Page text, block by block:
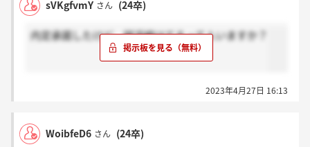
sVKgfvmY さん (24卒)
内定承諾したけど、就活続けてるって人いますか？
2023年4月27日 16:13
WoibfeD6 さん (24卒)